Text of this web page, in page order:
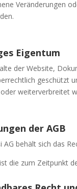
Veränderungen
Eigentum
der Website,
geschützt
weiterverbreitet
der AGB
AG behält sich das
die zum Zeitpunkt